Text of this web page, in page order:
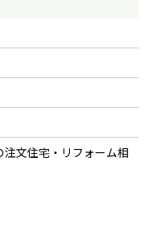
文住宅・リフォーム相